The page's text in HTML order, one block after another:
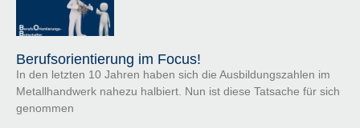
Berufsorientierung im Focus!
In den letzten 10 Jahren haben sich die Ausbildungszahlen im
Metallhandwerk nahezu halbiert. Nun ist diese Tatsache für sich
genommen